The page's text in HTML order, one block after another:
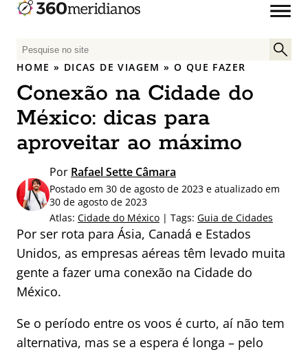
P
e
q
u
i
s
p
o
r
:
HOME » DICAS DE VIAGEM »O QUE FAZER
Conexão na Cidade do
México: dicas para
aproveitar ao máximo
Por Rafael Sette Câmara
Postado em 30 de agosto de 2023 e atualizado em
30 de agosto de 2023
Atlas: Cidade do México | Tags: Guia de Cidades
Por ser rota para Ásia, Canadá e Estados
Unidos, as empresas aéreas têm levado muita
gente a fazer uma conexão na Cidade do
México.
Se o período entre os voos é curto, aí não tem
alternativa, mas se a espera é longa – pelo